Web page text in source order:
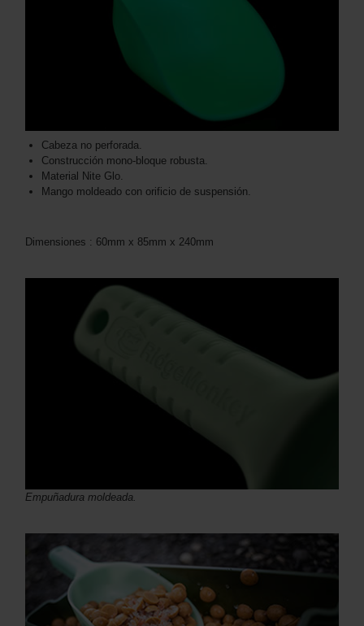
Cabeza no perforada.
Construcción mono-bloque robusta.
Material Nite Glo.
Mango moldeado con orificio de suspensión.
Dimensiones : 60mm x 85mm x 240mm
Empuñadura moldeada.